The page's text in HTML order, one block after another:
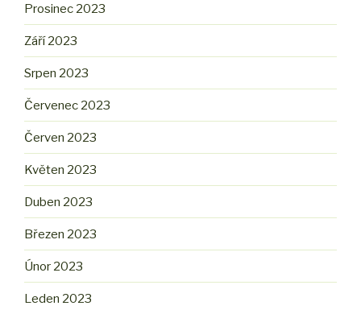
Prosinec 2023
Září 2023
Srpen 2023
Červenec 2023
Červen 2023
Květen 2023
Duben 2023
Březen 2023
Únor 2023
Leden 2023